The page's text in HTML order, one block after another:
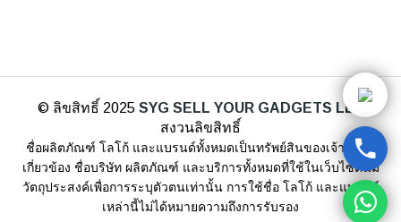
© ลิขสิทธิ์ 2025 SYG SELL YOUR GADGETS LLP
สงวนลิขสิทธิ์
ชื่อผลิตภัณฑ์ โลโก้ และแบรนด์ทั้งหมดเป็นทรัพย์สินของเจ้าของที่
เกี่ยวข้อง ชื่อบริษัท ผลิตภัณฑ์ และบริการทั้งหมดที่ใช้ในเว็บไซต์นี้มี
วัตถุประสงค์เพื่อการระบุตัวตนเท่านั้น การใช้ชื่อ โลโก้ และแบรนด์
เหล่านี้ไม่ได้หมายความถึงการรับรอง